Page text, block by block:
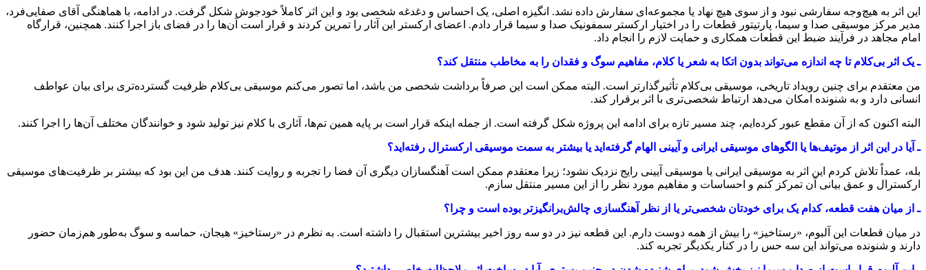
این اثر به هیچ‌وجه سفارشی نبود و از سوی هیچ نهاد یا مجموعه‌ای سفارش داده نشد. انگیزه اصلی، یک احساس و دغدغه شخصی بود و این اثر کاملاً خودجوش شکل گرفت. در ادامه، با هماهنگی آقای صفایی‌فرد،
مدیر مرکز موسیقی صدا و سیما، پارتیتور قطعات را در اختیار ارکستر سمفونیک صدا و سیما قرار دادم. اعضای ارکستر این آثار را تمرین کردند و قرار است آن‌ها را در فضای باز اجرا کنند. همچنین، قرارگاه
امام مجاهد در فرآیند ضبط این قطعات همکاری و حمایت لازم را انجام داد.
ـ یک اثر بی‌کلام تا چه اندازه می‌تواند بدون اتکا به شعر یا کلام، مفاهیم سوگ و فقدان را به مخاطب منتقل کند؟
من معتقدم برای چنین رویداد تاریخی، موسیقی بی‌کلام تأثیرگذارتر است. البته ممکن است این صرفاً برداشت شخصی من باشد، اما تصور می‌کنم موسیقی بی‌کلام ظرفیت گسترده‌تری برای بیان عواطف
انسانی دارد و به شنونده امکان می‌دهد ارتباط شخصی‌تری با اثر برقرار کند.
البته اکنون که از آن مقطع عبور کرده‌ایم، چند مسیر تازه برای ادامه این پروژه شکل گرفته است. از جمله اینکه قرار است بر پایه همین تم‌ها، آثاری با کلام نیز تولید شود و خوانندگان مختلف آن‌ها را اجرا کنند.
ـ آیا در این اثر از موتیف‌ها یا الگوهای موسیقی ایرانی و آیینی الهام گرفته‌اید یا بیشتر به سمت موسیقی ارکسترال رفته‌اید؟
بله، عمداً تلاش کردم این اثر به موسیقی ایرانی یا موسیقی آیینی رایج نزدیک نشود؛ زیرا معتقدم ممکن است آهنگسازان دیگری آن فضا را تجربه و روایت کنند. هدف من این بود که بیشتر بر ظرفیت‌های موسیقی
ارکسترال و عمق بیانی آن تمرکز کنم و احساسات و مفاهیم مورد نظر را از این مسیر منتقل سازم.
ـ از میان هفت قطعه، کدام یک برای خودتان شخصی‌تر یا از نظر آهنگسازی چالش‌برانگیزتر بوده است و چرا؟
در میان قطعات این آلبوم، «رستاخیز» را بیش از همه دوست دارم. این قطعه نیز در دو سه روز اخیر بیشترین استقبال را داشته است. به نظرم در «رستاخیز» هیجان، حماسه و سوگ به‌طور هم‌زمان حضور
دارند و شنونده می‌تواند این سه حس را در کنار یکدیگر تجربه کند.